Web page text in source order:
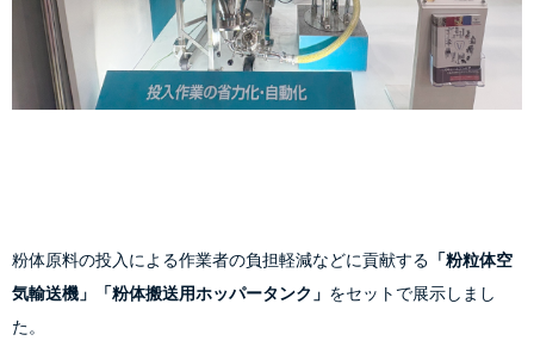
粉体原料の投入による作業者の負担軽減などに貢献する 「粉粒体空
気輸送機」
「粉体搬送用ホッパータンク」 をセットで展示しまし
た。